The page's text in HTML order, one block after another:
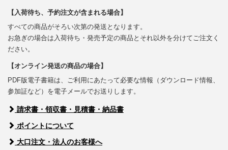
【入荷待ち、予約注文が含まれる場合】
すべての商品がそろい次第の発送となります。
お急ぎの場合は入荷待ち・発売予定の商品とそれ以外を分けてご注文く
ださい。
【オンライン発送の商品の場合】
PDF版電子書籍は、ご利用にあたって必要な情報（ダウンロード情報、
参加証など）を電子メールでお送りします。
請求書・領収書・見積書・納品書
ポイントについて
大口注文・法人のお客様へ